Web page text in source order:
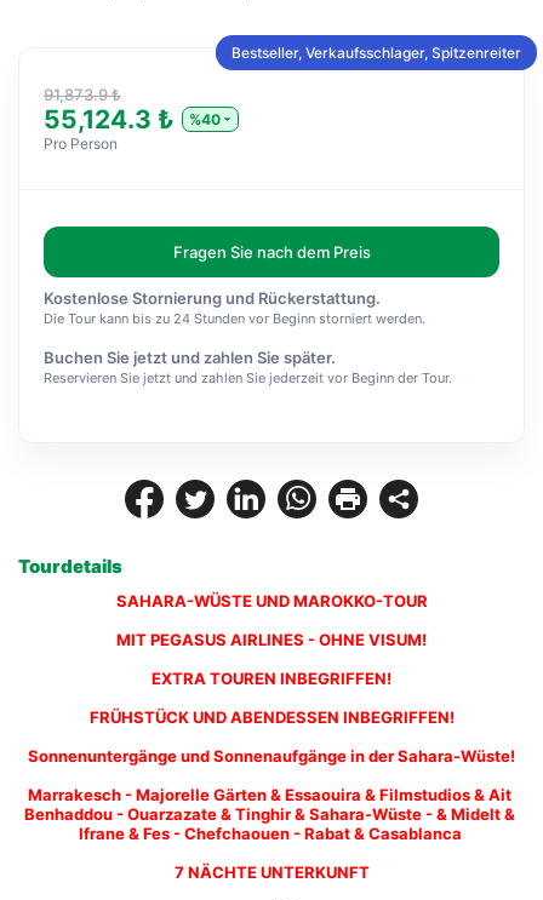
Tourdetails
SAHARA-WÜSTE UND MAROKKO-TOUR
MIT PEGASUS AIRLINES - OHNE VISUM!
EXTRA TOUREN INBEGRIFFEN!
FRÜHSTÜCK UND ABENDESSEN INBEGRIFFEN!
Sonnenuntergänge und Sonnenaufgänge in der Sahara-Wüste!
Marrakesch - Majorelle Gärten & Essaouira & Filmstudios & Ait
Benhaddou - Ouarzazate & Tinghir & Sahara-Wüste - & Midelt &
Ifrane & Fes - Chefchaouen - Rabat & Casablanca
7 NÄCHTE UNTERKUNFT
Bestseller, Verkaufsschlager, Spitzenreiter
91,873.9 ₺
55,124.3 ₺
%40
Pro Person
Fragen Sie nach dem Preis
Kostenlose Stornierung und Rückerstattung.
Die Tour kann bis zu 24 Stunden vor Beginn storniert werden.
Buchen Sie jetzt und zahlen Sie später.
Reservieren Sie jetzt und zahlen Sie jederzeit vor Beginn der Tour.